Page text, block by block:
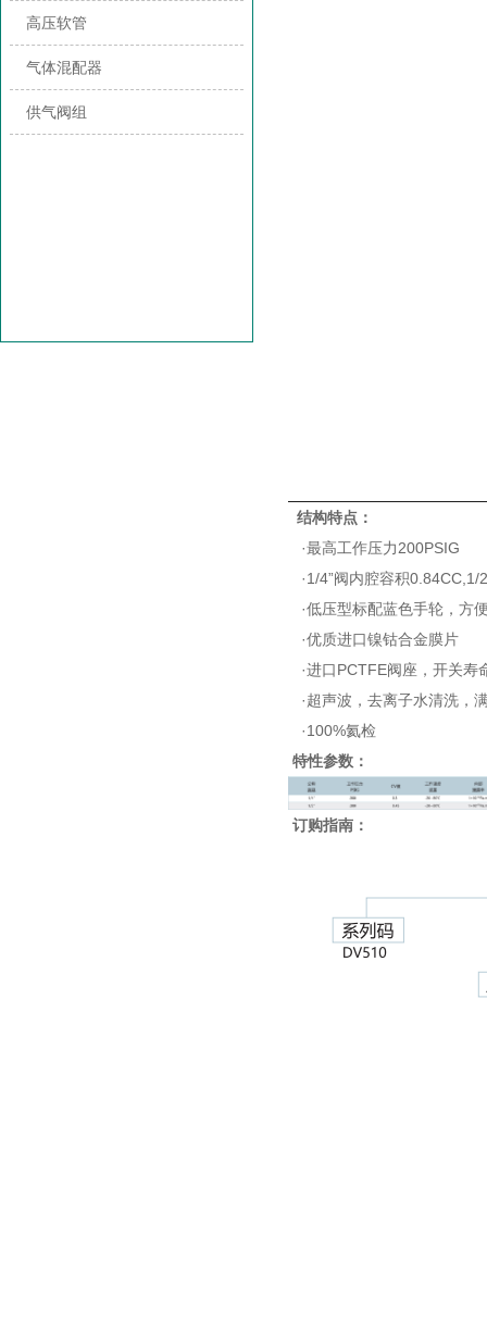
高压软管
气体混配器
供气阀组
结构特点：
·最高工作压力200PSIG
·1/4”阀内腔容积0.84CC,1/
·低压型标配蓝色手轮，方
·优质进口镍钴合金膜片
·进口PCTFE阀座，开关寿
·超声波，去离子水清洗，
·100%氦检
特性参数：
订购指南：